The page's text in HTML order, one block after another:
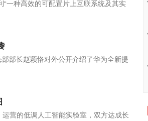
一种高效的可配置片上互联系统及其实
部长赵颖恪对外公开介绍了华为全新提
营的低调人工智能实验室，双方达成长